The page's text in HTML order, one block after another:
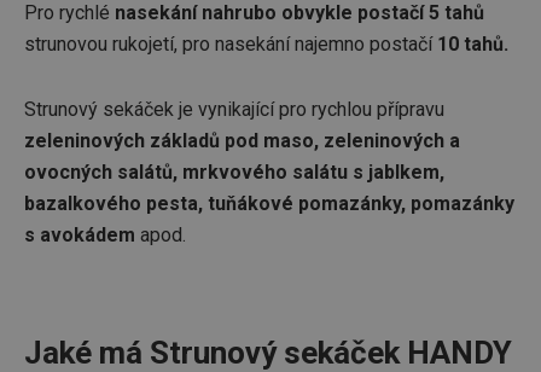
Pro rychlé nasekání nahrubo obvykle postačí 5 tahů
strunovou rukojetí, pro nasekání najemno postačí 10 tahů.
Strunový sekáček je vynikající pro rychlou přípravu
zeleninových základů pod maso, zeleninových a
ovocných salátů, mrkvového salátu s jablkem,
bazalkového pesta, tuňákové pomazánky, pomazánky
s avokádem apod.
Jaké má Strunový sekáček HANDY